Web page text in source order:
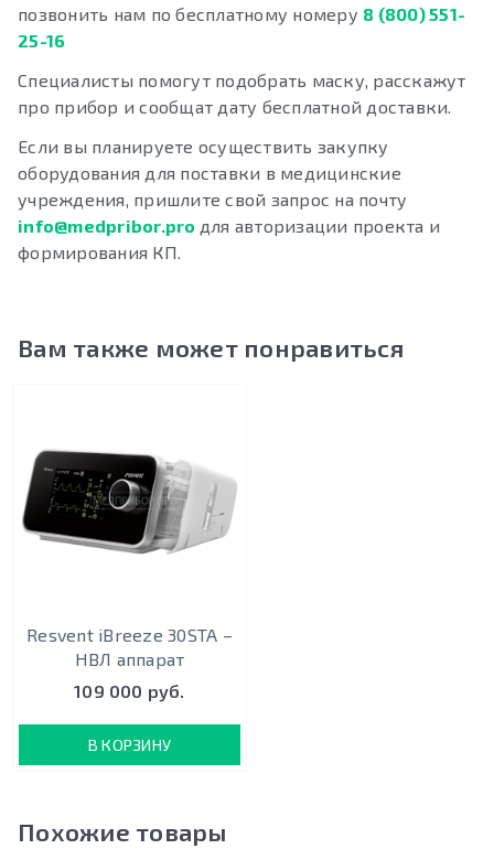
позвонить нам по бесплатному номеру 8 (800) 551-
25-16
Специалисты помогут подобрать маску, расскажут
про прибор и сообщат дату бесплатной доставки.
Если вы планируете осуществить закупку
оборудования для поставки в медицинские
учреждения, пришлите свой запрос на почту
info@medpribor.pro для авторизации проекта и
формирования КП.
Вам также может понравиться
Resvent iBreeze 30STA –
НВЛ аппарат
109 000 руб.
В КОРЗИНУ
Похожие товары